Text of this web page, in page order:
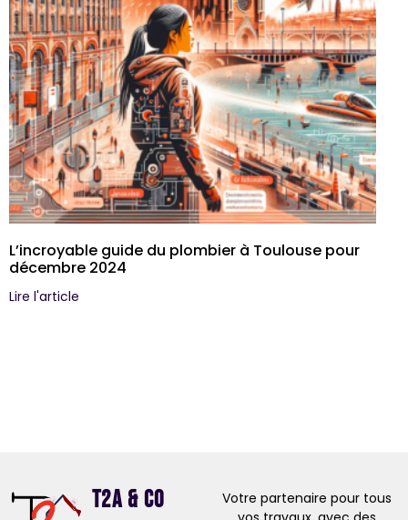
L’incroyable guide du plombier à Toulouse pour
décembre 2024
Lire l'article
T2A & Co
Votre partenaire pour tous